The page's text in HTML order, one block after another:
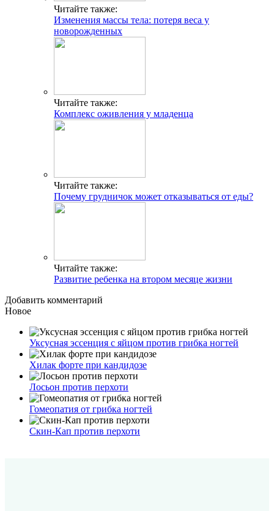
Читайте также:
Изменения массы тела: потеря веса у
новорожденных
Читайте также:
Комплекс оживления у младенца
Читайте также:
Почему грудничок может отказываться от еды?
Читайте также:
Развитие ребенка на втором месяце жизни
Добавить комментарий
Новое
Уксусная эссенция с яйцом против грибка ногтей
Хилак форте при кандидозе
Лосьон против перхоти
Гомеопатия от грибка ногтей
Скин-Кап против перхоти